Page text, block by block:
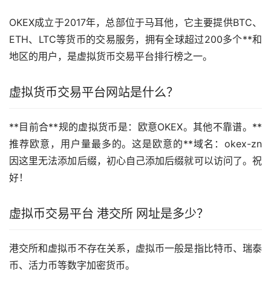
OKEX成立于2017年，总部位于马耳他，它主要提供BTC、
ETH、LTC等货币的交易服务，拥有全球超过200多个**和
地区的用户，是虚拟货币交易平台排行榜之一。
虚拟货币交易平台网站是什么？
**目前合**规的虚拟货币是： 欧意OKEX。其他不靠谱。**
推荐欧意，用户量最多的。这是欧意的**域名：okex-zn
因这里无法添加后缀，初心自己添加后缀就可以访问了。祝
好！
虚拟币交易平台 港交所 网址是多少？
港交所和虚拟币不存在关系，虚拟币一般是指比特币、瑞泰
币、活力币等数字加密货币。